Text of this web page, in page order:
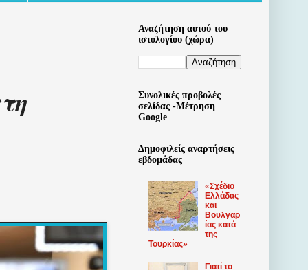
Αναζήτηση αυτού του
ιστολογίου (χώρα)
Συνολικές προβολές
σελίδας -Μέτρηση
Google
Δημοφιλείς αναρτήσεις
εβδομάδας
«Σχέδιο
Ελλάδας
και
Βουλγαρ
ίας κατά
της
Τουρκίας»
Γιατί το